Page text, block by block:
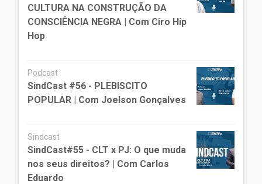
CULTURA NA CONSTRUÇÃO DA
CONSCIÊNCIA NEGRA | Com Ciro Hip
Hop
Podcast
SindCast #56 - PLEBISCITO
POPULAR | Com Joelson Gonçalves
Sindcast
SindCast#55 - CLT x PJ: O que muda
nos seus direitos? | Com Carlos
Eduardo